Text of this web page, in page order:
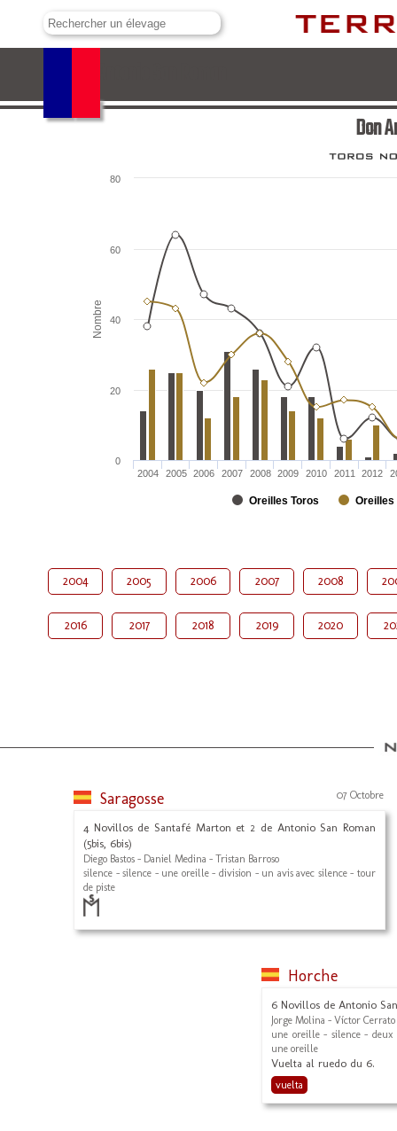
Don
Nombre
Oreilles Toros Oreilles
2004 2005 2006 2007 2008 2009 2010 2011 2012
0
20
40
60
80
2004 2005 2006 2007 2008
2016 2017 2018 2019 2020
Saragosse 07 Octobre
4 Novillos de Santafé Marton et 2 de Antonio San Roman
(5bis, 6bis)
Diego Bastos - Daniel Medina - Tristan Barroso
silence - silence - une oreille - division - un avis avec silence - tour
de piste
Horche
6 Novillos de Antonio
Jorge Molina - Víctor
une oreille - silence -
une oreille
Vuelta al ruedo du 6.
vuelta